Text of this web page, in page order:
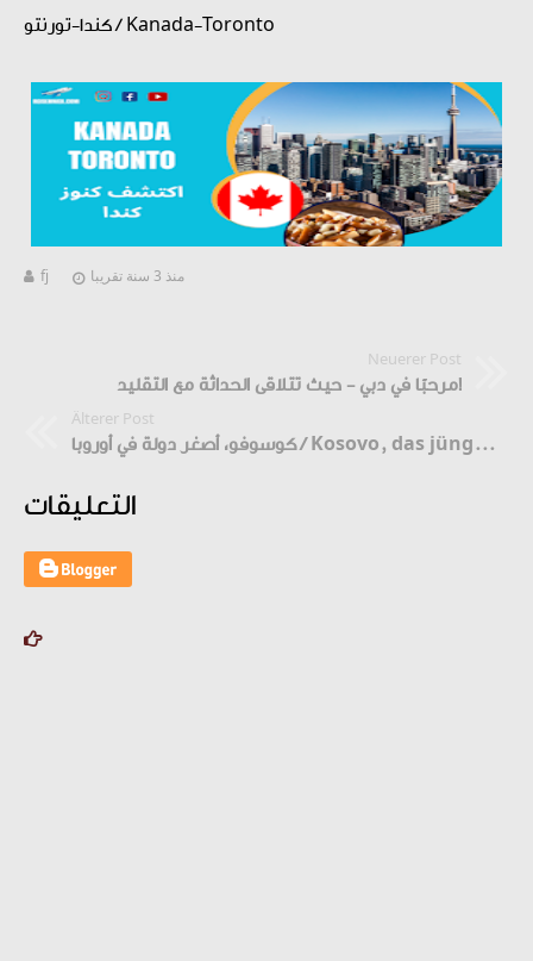
كندا-تورنتو / Kanada-Toronto
fj منذ 3 سنة تقريبا
Neuerer Post
مرحبًا في دبي - حيث تتلاقى الحداثة مع التقليد!
Älterer Post
كوسوفو، أصغر دولة في أوروبا / Kosovo, das jüngste Land Europas
التعليقات